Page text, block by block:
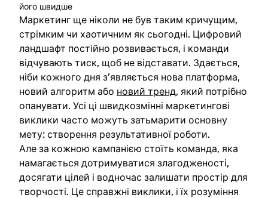
його швидше
Маркетинг ще ніколи не був таким кричущим,
стрімким чи хаотичним як сьогодні. Цифровий
ландшафт постійно розвивається, і команди
відчувають тиск, щоб не відставати. Здається,
ніби кожного дня з’являється нова платформа,
новий алгоритм або новий тренд, який потрібно
опанувати. Усі ці швидкозмінні маркетингові
виклики часто можуть затьмарити основну
мету: створення результативної роботи.
Але за кожною кампанією стоїть команда, яка
намагається дотримуватися злагодженості,
досягати цілей і водночас залишати простір для
творчості. Це справжні виклики, і їх розуміння